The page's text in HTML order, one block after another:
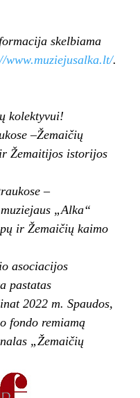
skelbiama
www.muziejusalka.lt/.
kolektyvui!
–Žemaičių
Žemaitijos istorijos
–
„Alka“
ir Žemaičių kaimo
asociacijos
pastatas
2022 m. Spaudos,
fondo remiamą
„Žemaičių